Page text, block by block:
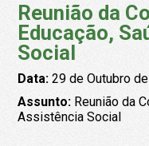
Reunião da
Educação,
Social
Data:29 de Outubro
Assunto:Reunião da
Assistência Social